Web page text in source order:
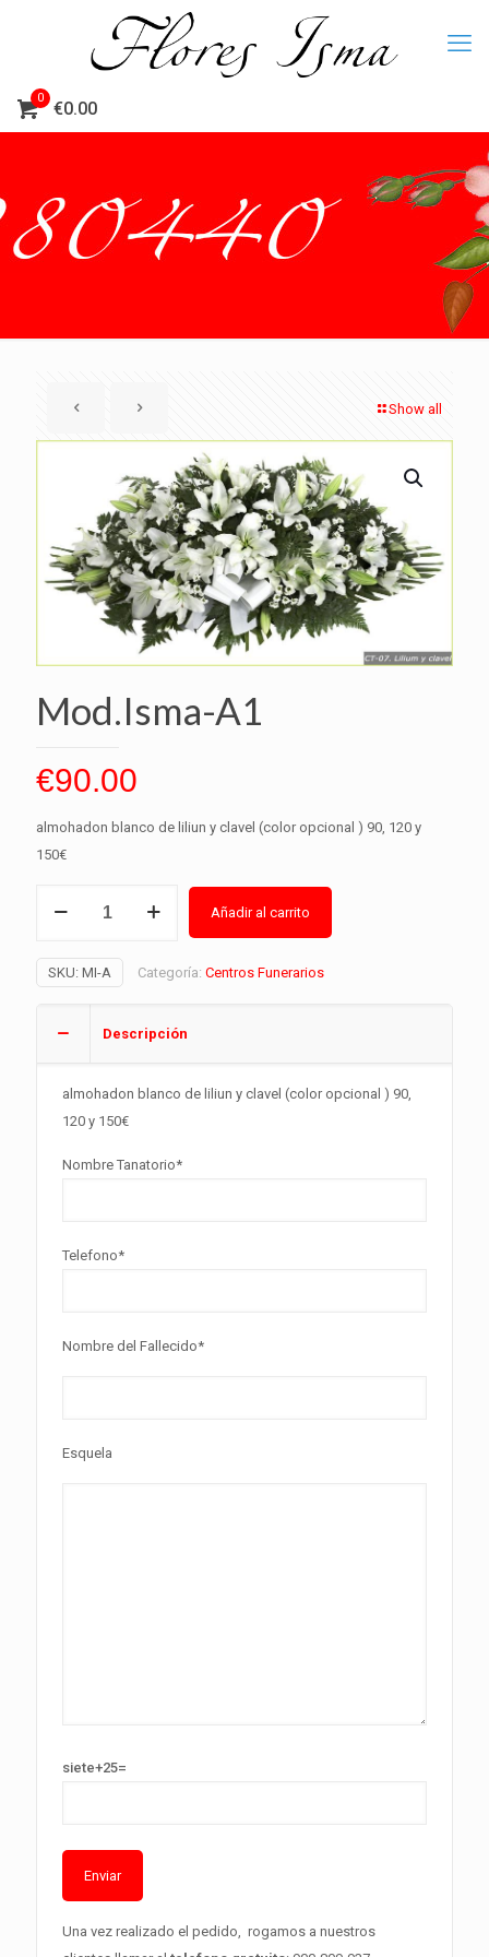
0
€0.00
Show all
Mod.Isma-A1
€90.00
almohadon blanco de liliun y clavel (color opcional ) 90, 120 y
150€
Añadir al carrito
SKU: MI-A Categoría: Centros Funerarios
Descripción
almohadon blanco de liliun y clavel (color opcional ) 90,
120 y 150€
Nombre Tanatorio*
Telefono*
Nombre del Fallecido*
Esquela
siete+25=
Alternative:
Una vez realizado el pedido, rogamos a nuestros